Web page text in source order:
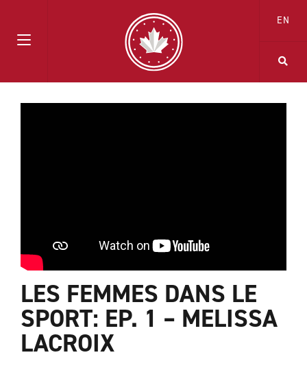
EN
LES FEMMES DANS LE
SPORT: EP. 1 – MELISSA
LACROIX